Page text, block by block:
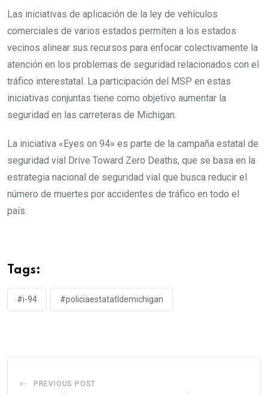
Las iniciativas de aplicación de la ley de vehículos
comerciales de varios estados permiten a los estados
vecinos alinear sus recursos para enfocar colectivamente la
atención en los problemas de seguridad relacionados con el
tráfico interestatal. La participación del MSP en estas
iniciativas conjuntas tiene como objetivo aumentar la
seguridad en las carreteras de Michigan.
La iniciativa «Eyes on 94» es parte de la campaña estatal de
seguridad vial Drive Toward Zero Deaths, que se basa en la
estrategia nacional de seguridad vial que busca reducir el
número de muertes por accidentes de tráfico en todo el
país.
Tags:
#i-94 #policiaestatatldemichigan
PREVIOUS POST